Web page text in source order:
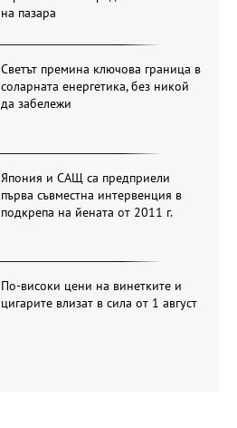
на пазара
Светът премина ключова граница в
соларната енергетика, без никой
да забележи
Япония и САЩ са предприели
първа съвместна интервенция в
подкрепа на йената от 2011 г.
По-високи цени на винетките и
цигарите влизат в сила от 1 август